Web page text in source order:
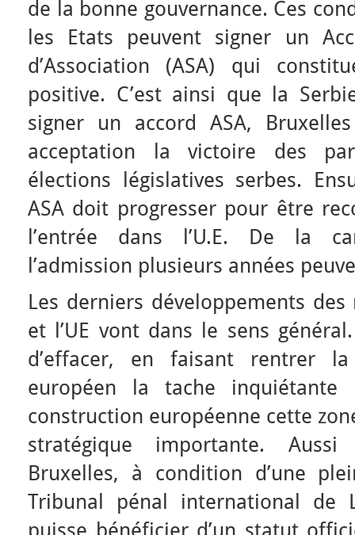
de la bonne gouvernance. Ces
les Etats peuvent signer un
d’Association (ASA) qui
positive. C’est ainsi que la
signer un accord ASA,
acceptation la victoire des
élections législatives serbes.
ASA doit progresser pour être
l’entrée dans l’U.E. De la
l’admission plusieurs années
Les derniers développements
et l’UE vont dans le sens
d’effacer, en faisant rentrer
européen la tache
construction européenne cette
stratégique importante.
Bruxelles, à condition d’une
Tribunal pénal international de
puisse bénéficier d’un statut